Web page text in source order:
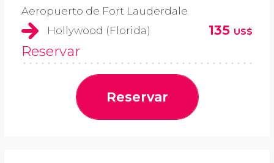
Aeropuerto de Fort Lauderdale
Hollywood (Florida)
135 US$
Reservar
Reservar